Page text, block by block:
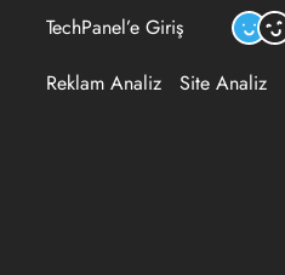
TechPanel’e Giriş
Reklam Analiz Site Analiz